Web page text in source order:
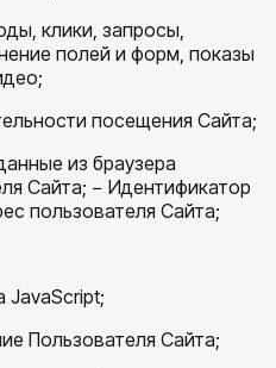
клики, запросы,
полей и форм, показы
посещения Сайта;
из браузера
Сайта; − Идентификатор
пользователя Сайта;
JavaScript;
Пользователя Сайта;